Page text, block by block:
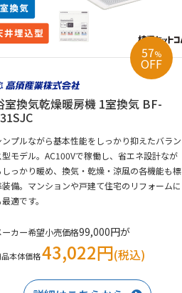
57%
OFF
室換気乾燥暖房機 1室換気 BF-
ンプルながら基本性能をしっかり抑えたバラン
型モデル。AC100Vで稼働し、省エネ設計なが
しっかり暖め、換気・乾燥・涼風の各機能も標
装備。マンションや戸建て住宅のリフォームに
適です。
ーカー希望小売価格99,000円が
本体価格43,022円(税込)